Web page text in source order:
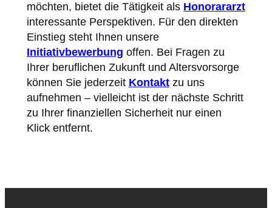
möchten, bietet die Tätigkeit als Honorararzt
interessante Perspektiven. Für den direkten
Einstieg steht Ihnen unsere
Initiativbewerbung offen. Bei Fragen zu
Ihrer beruflichen Zukunft und Altersvorsorge
können Sie jederzeit Kontaktzu uns
aufnehmen – vielleicht ist der nächste Schritt
zu Ihrer finanziellen Sicherheit nur einen
Klick entfernt.